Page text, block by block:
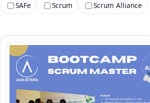
SAFe
Scrum Scrum Alliance